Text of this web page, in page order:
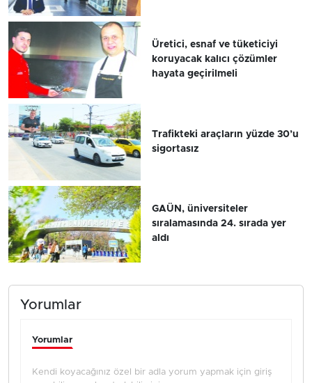
Üretici, esnaf ve tüketiciyi
koruyacak kalıcı çözümler
hayata geçirilmeli
Trafikteki araçların yüzde 30’u
sigortasız
GAÜN, üniversiteler
sıralamasında 24. sırada yer
aldı
Yorumlar
Yorumlar
Kendi koyacağınız özel bir adla yorum yapmak için giriş